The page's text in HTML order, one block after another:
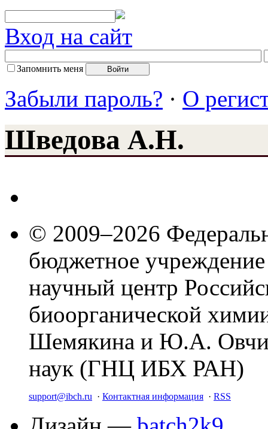
Вход на сайт
Запомнить меня
Забыли пароль? · О
Шведова А.Н.
© 2009–2026
бюджетное
научный центр
биоорганической
Шемякина и Ю.А.
наук (ГНЦ ИБХ РАН)
support@ibch.ru · Контактная информация · RSS